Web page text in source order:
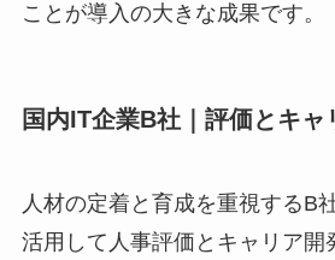
ことが導入の大きな成果です。
国内IT企業B社｜評価とキャ
人材の定着と育成を重視するB
活用して人事評価とキャリア開